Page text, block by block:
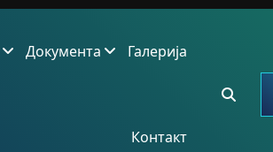
Документа Галерија
Контакт